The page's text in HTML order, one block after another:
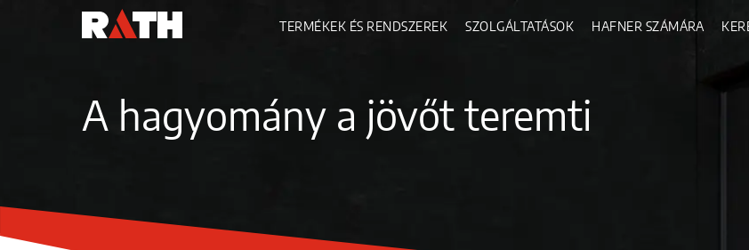
TERMÉKEK ÉS RENDSZEREK SZOLGÁLTATÁSOK HAFNER SZÁMÁRA
A hagyomány a jövőt teremti